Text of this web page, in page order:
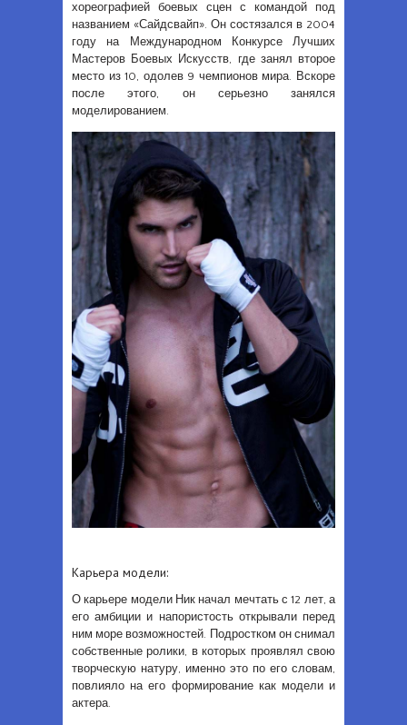
хореографией боевых сцен с командой под
названием «Сайдсвайп». Он состязался в 2004
году на Международном Конкурсе Лучших
Мастеров Боевых Искусств, где занял второе
место из 10, одолев 9 чемпионов мира. Вскоре
после этого, он серьезно занялся
моделированием.
Карьера модели:
О карьере модели Ник начал мечтать с 12 лет, а
его амбиции и напористость открывали перед
ним море возможностей. Подростком он снимал
собственные ролики, в которых проявлял свою
творческую натуру, именно это по его словам,
повлияло на его формирование как модели и
актера.